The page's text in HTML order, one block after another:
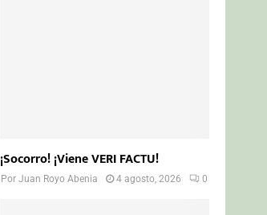
¡Socorro! ¡Viene VERI FACTU!
PorJuan Royo Abenia 4 agosto, 2026 0